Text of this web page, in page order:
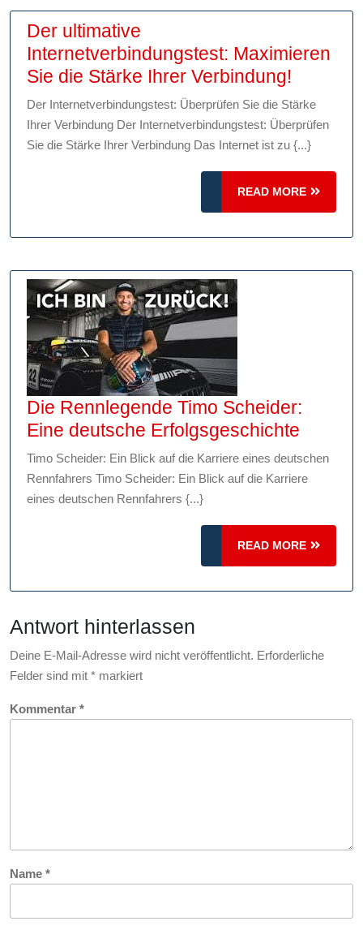
Der ultimative
Internetverbindungstest: Maximieren
Sie die Stärke Ihrer Verbindung!
Sie
die
Stärke
Ihrer
Der Internetverbindungstest: Überprüfen Sie die Stärke
Ihrer Verbindung Der Internetverbindungstest: Überprüfen
Sie die Stärke Ihrer Verbindung Das Internet ist zu {...}
READ MORE
READ
MORE
Die Rennlegende Timo Scheider:
Eine deutsche Erfolgsgeschichte
Timo
Eine
Timo Scheider: Ein Blick auf die Karriere eines deutschen
Rennfahrers Timo Scheider: Ein Blick auf die Karriere
eines deutschen Rennfahrers {...}
READ MORE
READ
MORE
Antwort hinterlassen
Deine E-Mail-Adresse wird nicht veröffentlicht. Erforderliche
Felder sind mit * markiert
Kommentar *
Name *